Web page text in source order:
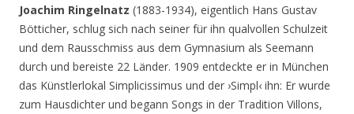
Joachim Ringelnatz (1883-1934), eigentlich Hans Gustav
Bötticher, schlug sich nach seiner für ihn qualvollen Schulzeit
und dem Rausschmiss aus dem Gymnasium als Seemann
durch und bereiste 22 Länder. 1909 entdeckte er in München
das Künstlerlokal Simplicissimus und der ›Simpl‹ ihn: Er wurde
zum Hausdichter und begann Songs in der Tradition Villons,